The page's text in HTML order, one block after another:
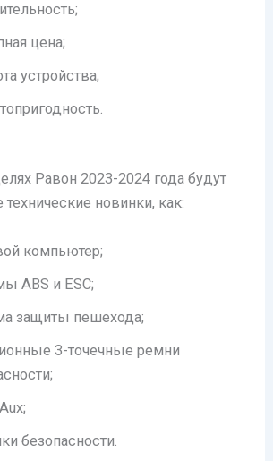
цена;
устройства;
Равон 2023-2024 года будут
новинки, как:
компьютер;
ABS и ESC;
защиты пешехода;
3-точечные ремни
безопасности.